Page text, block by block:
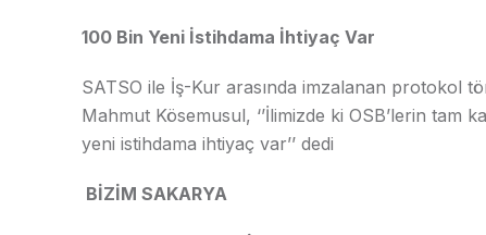
100 Bin Yeni İstihdama İhtiyaç Var
SATSO ile İş-Kur arasında imzalanan protokol
Mahmut Kösemusul, ‘’İlimizde ki OSB’lerin tam
yeni istihdama ihtiyaç var’’ dedi
BİZİM SAKARYA